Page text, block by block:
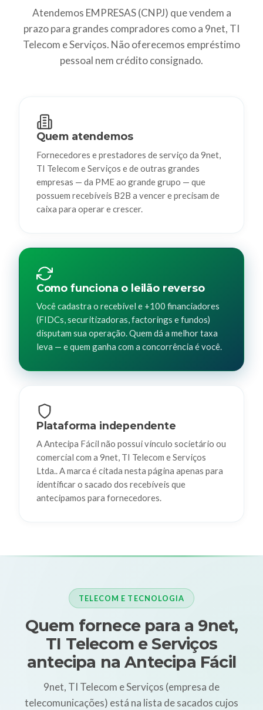
Atendemos EMPRESAS (CNPJ) que vendem a
prazo para grandes compradores como a 9net, TI
Telecom e Serviços. Não oferecemos empréstimo
pessoal nem crédito consignado.
Quem atendemos
Fornecedores e prestadores de serviço da 9net,
TI Telecom e Serviços e de outras grandes
empresas — da PME ao grande grupo — que
possuem recebíveis B2B a vencer e precisam de
caixa para operar e crescer.
Como funciona o leilão reverso
Você cadastra o recebível e +100 financiadores
(FIDCs, securitizadoras, factorings e fundos)
disputam sua operação. Quem dá a melhor taxa
leva — e quem ganha com a concorrência é você.
Plataforma independente
A Antecipa Fácil não possui vínculo societário ou
comercial com a 9net, TI Telecom e Serviços
Ltda.. A marca é citada nesta página apenas para
identificar o sacado dos recebíveis que
antecipamos para fornecedores.
TELECOM E TECNOLOGIA
Quem fornece para a 9net,
TI Telecom e Serviços
antecipa na Antecipa Fácil
9net, TI Telecom e Serviços (empresa de
telecomunicações) está na lista de sacados cujos